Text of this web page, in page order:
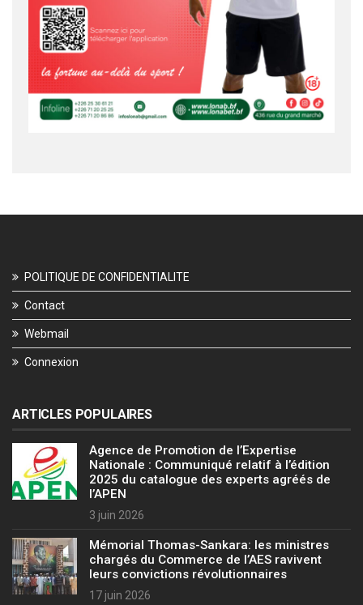
POLITIQUE DE CONFIDENTIALITE
Contact
Webmail
Connexion
ARTICLES POPULAIRES
Agence de Promotion de l’Expertise
Nationale : Communiqué relatif à l’édition
2025 du catalogue des experts agréés de
l’APEN
3 juin 2026
Mémorial Thomas-Sankara: les ministres
chargés du Commerce de l’AES ravivent
leurs convictions révolutionnaires
17 juin 2026